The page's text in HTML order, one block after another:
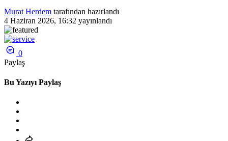
Murat Herdem tarafından hazırlandı
4 Haziran 2026, 16:32 yayınlandı
0
Paylaş
Bu Yazıyı Paylaş